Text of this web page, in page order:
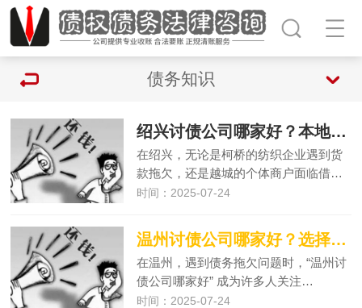
债务知识
绍兴讨债公司哪家好？本地企业与个人的避坑指南
在绍兴，无论是柯桥的纺织企业遇到货
款拖欠，还是越城的个体商户面临借…
时间：2025-07-24
温州讨债公司哪家好？选择正规高效团队的实用指南
在温州，遇到债务拖欠问题时，“温州讨
债公司哪家好” 成为许多人关注…
时间：2025-07-24